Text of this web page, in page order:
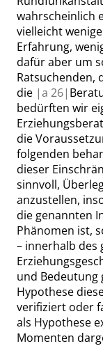
wahrscheinlich
vielleicht
Erfahrung,
dafür aber um
Ratsuchenden,
die |a 26|
bedürften wir
die
folgenden
dieser
sinnvoll,
anzustellen,
die genannten
Phänomen ist,
– innerhalb des
und Bedeutung
Hypothese
verifiziert oder
als Hypothese
Momenten